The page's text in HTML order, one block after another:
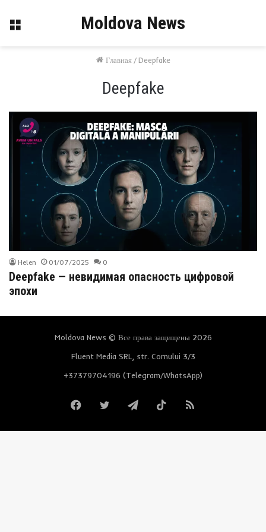
Меню Moldova News
Главная / Deepfake
Deepfake
Helen 01/07/2025 0
Deepfake — невидимая опасность цифровой
эпохи
Moldova News © Все права защищены 2026
Fluent Media SRL, str. Cornului 3/3
+37379704196 (Telegram/WhatsApp)
FacebookTwitterTelegramTikTokRSS